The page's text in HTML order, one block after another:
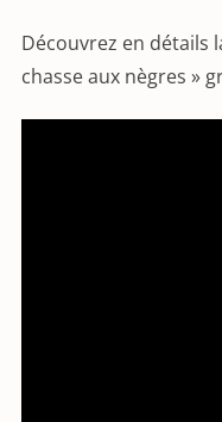
Découvrez en détails
chasse aux nègres »